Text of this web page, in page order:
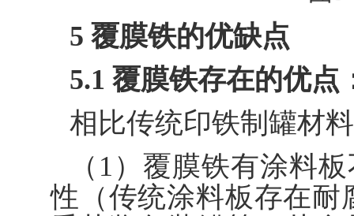
5 覆膜铁的优缺点
5.1 覆膜铁存在的优点
相比传统印铁制罐材
（1）覆膜铁有涂料
性（传统涂料板存在耐